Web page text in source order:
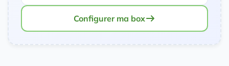
Configurer ma box